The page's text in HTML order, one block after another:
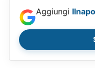
Aggiungi